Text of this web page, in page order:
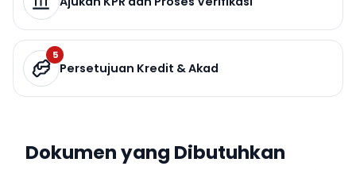
5
Persetujuan Kredit & Akad
Dokumen yang Dibutuhkan